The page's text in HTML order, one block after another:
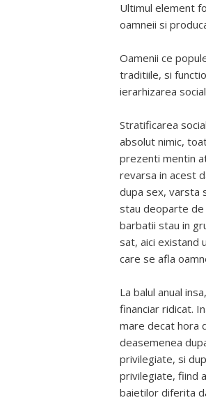
Ultimul element
oamneii si
Oamenii ce
traditiile, si
ierarhizarea
Stratificarea
absolut nimic,
prezenti mentin
revarsa in acest
dupa sex, varsta
stau deoparte de
barbatii stau in
sat, aici existand
care se afla
La balul anual
financiar ridicat.
mare decat hora
deasemenea
privilegiate, si
privilegiate, fiind
baietilor diferita